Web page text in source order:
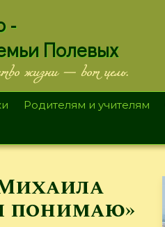
-
Полевых
жизни — вот цель.
Родителям и учителям
понимаю»